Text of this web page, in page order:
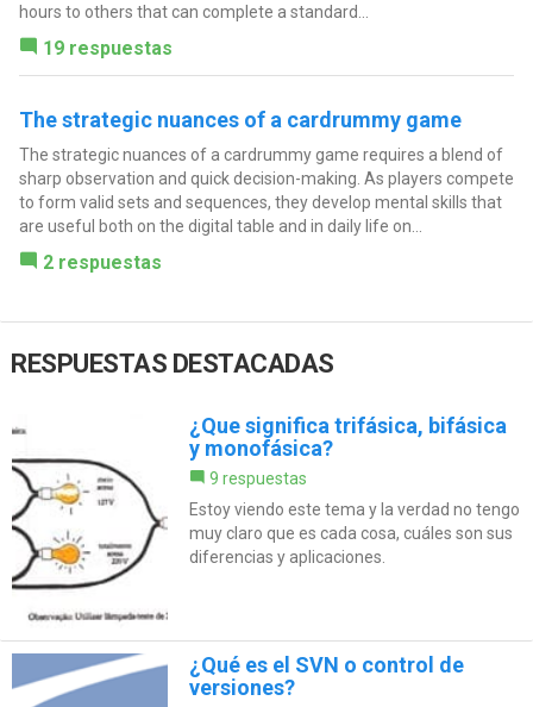
hours to others that can complete a standard...
19 respuestas
The strategic nuances of a cardrummy game
The strategic nuances of a cardrummy game requires a blend of
sharp observation and quick decision-making. As players compete
to form valid sets and sequences, they develop mental skills that
are useful both on the digital table and in daily life on...
2 respuestas
RESPUESTAS DESTACADAS
¿Que significa trifásica, bifásica
y monofásica?
9 respuestas
Estoy viendo este tema y la verdad no tengo
muy claro que es cada cosa, cuáles son sus
diferencias y aplicaciones.
¿Qué es el SVN o control de
versiones?